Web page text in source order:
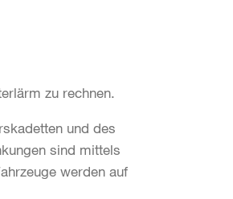
zu rechnen.
und des
sind mittels
werden auf